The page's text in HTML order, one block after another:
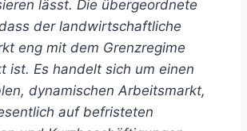
lässt. Die übergeordnete
der landwirtschaftliche
eng mit dem Grenzregime
ist. Es handelt sich um einen
dynamischen Arbeitsmarkt,
auf befristeten